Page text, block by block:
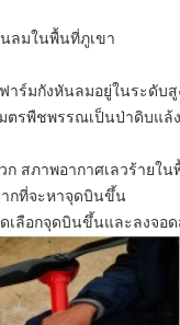
ลมในพื้นที่ภูเขา
ร์มกังหันลมอยู่ในระดับ
รพืชพรรณเป็นป่าดิบแ
สภาพอากาศเลวร้ายใ
ากที่จะหาจุดบินขึ้น
เลือกจุดบินขึ้นและลงจอ